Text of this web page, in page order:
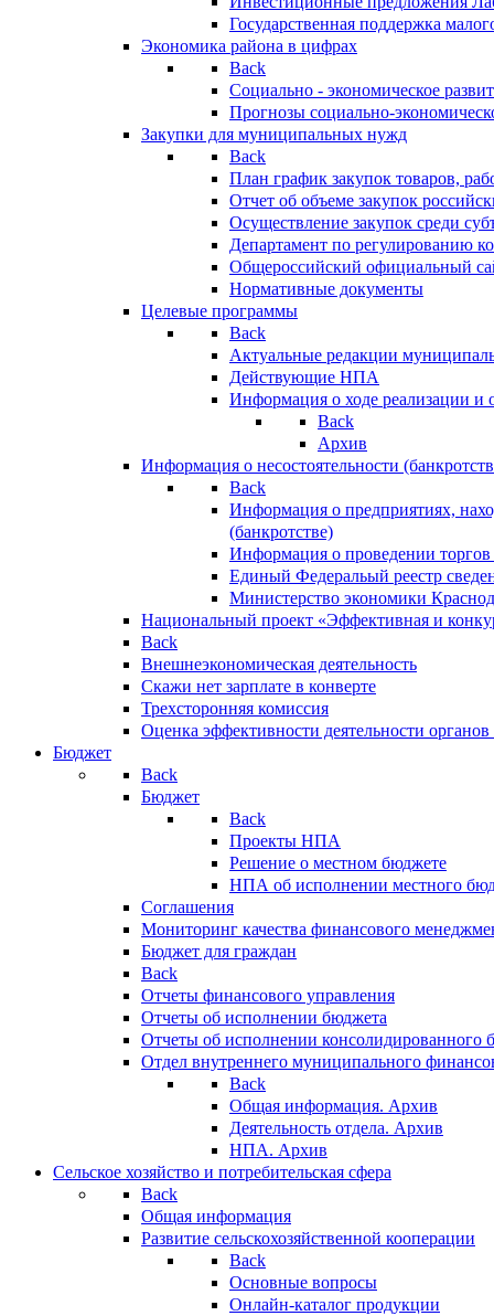
Государственная поддержка
Экономика района в цифрах
Back
Социально - экономическое
Прогнозы социально-
Закупки для муниципальных нужд
Back
План график закупок товаров,
Отчет об объеме закупок
Осуществление закупок среди
Департамент по регулированию
Общероссийский официальный
Нормативные документы
Целевые программы
Back
Актуальные редакции
Действующие НПА
Информация о ходе реализации
Back
Архив
Информация о несостоятельности
Back
Информация о предприятиях,
(банкротстве)
Информация о проведении
Единый Федеральый реестр
Министерство экономики
Национальный проект «Эффективная и
Back
Внешнеэкономическая деятельность
Скажи нет зарплате в конверте
Трехсторонняя комиссия
Оценка эффективности деятельности
Бюджет
Back
Бюджет
Back
Проекты НПА
Решение о местном бюджете
НПА об исполнении местного
Соглашения
Мониторинг качества финансового
Бюджет для граждан
Back
Отчеты финансового управления
Отчеты об исполнении бюджета
Отчеты об исполнении консолидированного
Отдел внутреннего муниципального
Back
Общая информация. Архив
Деятельность отдела. Архив
НПА. Архив
Сельское хозяйство и потребительская сфера
Back
Общая информация
Развитие сельскохозяйственной кооперации
Back
Основные вопросы
Онлайн-каталог продукции